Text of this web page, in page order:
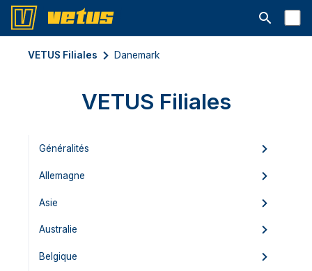
Ouvrir la
VETUS Filiales Danemark
VETUS Filiales
Généralités
Allemagne
Asie
Australie
Belgique